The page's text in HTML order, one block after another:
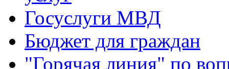
Госуслуги МВД
Бюджет для граждан
"Горячая линия" по